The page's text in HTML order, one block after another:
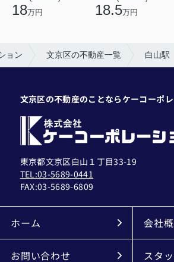
18万円 18.5万円
ョン 文京区の不動産一覧 白山駅
文京区の不動産のことならケーコーポ
東京都文京区白山１丁目33-19
TEL:03-5689-0441
FAX:03-5689-6809
ホーム 会社
お問い合わせ スタ